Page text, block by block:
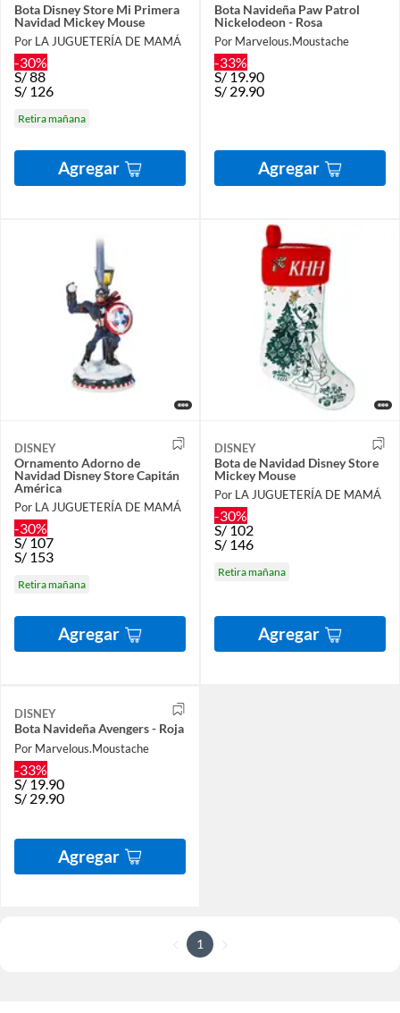
Bota Disney Store Mi Primera
Navidad Mickey Mouse
Por LA JUGUETERÍA DE MAMÁ
-30%
S/88
S/ 126
Retira mañana
Agregar
Bota Navideña Paw Patrol
Nickelodeon - Rosa
Por Marvelous.Moustache
-33%
S/ 19.90
S/ 29.90
Agregar
DISNEY
Ornamento Adorno de
Navidad Disney Store Capitán
América
Por LA JUGUETERÍA DE MAMÁ
-30%
S/ 107
S/ 153
Retira mañana
Agregar
DISNEY
Bota de Navidad Disney Store
Mickey Mouse
Por LA JUGUETERÍA DE MAMÁ
-30%
S/ 102
S/ 146
Retira mañana
Agregar
DISNEY
Bota Navideña Avengers - Roja
Por Marvelous.Moustache
-33%
S/19.90
S/ 29.90
Agregar
1